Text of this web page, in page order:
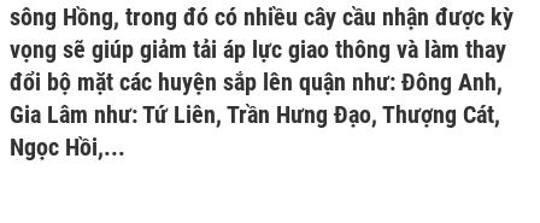
sông Hồng, trong đó có nhiều cây cầu nhận được kỳ
vọng sẽ giúp giảm tải áp lực giao thông và làm thay
đổi bộ mặt các huyện sắp lên quận như: Đông Anh,
Gia Lâm như: Tứ Liên, Trần Hưng Đạo, Thượng Cát,
Ngọc Hồi,...